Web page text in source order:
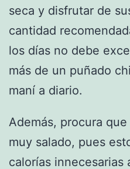
seca y disfrutar de
cantidad
los días no debe
más de un puñado
maní a diario.
Además, procura
muy salado, pues
calorías innecesarias